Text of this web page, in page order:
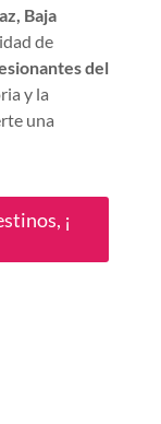
Baja
de
del
y la
una
¡